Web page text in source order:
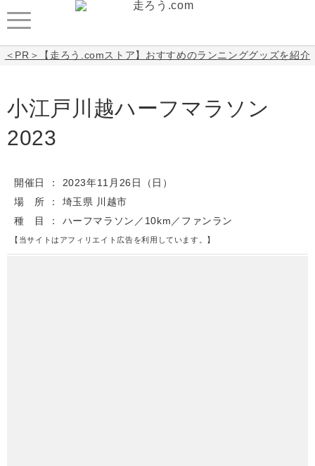
＜PR＞【走ろう.comストア】おすすめのランニンググッズを紹介
小江戸川越ハーフマラソン
2023
開催日 2023年11月26日
（日）
場 所
埼玉県 川越市
種 目
ハーフマラソン／10km／ファンラン
【当サイトはアフィリエイト広告を利用しています。】